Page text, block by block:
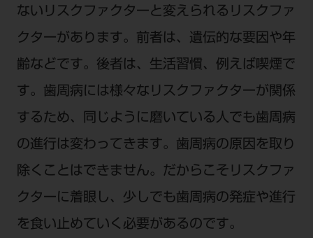
ないリスクファクターと変えられるリスクファ
クターがあります。前者は、遺伝的な要因や年
齢などです。後者は、生活習慣、例えば喫煙で
す。歯周病には様々なリスクファクターが関係
するため、同じように磨いている人でも歯周病
の進行は変わってきます。歯周病の原因を取り
除くことはできません。だからこそリスクファ
クターに着眼し、少しでも歯周病の発症や進行
を食い止めていく必要があるのです。